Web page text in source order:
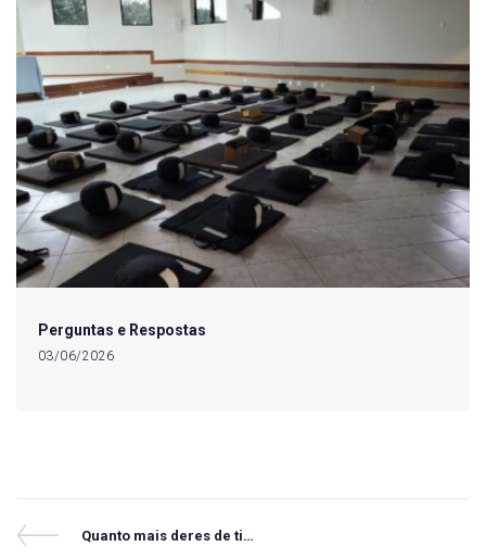
Perguntas e Respostas
03/06/2026
Navegação
Previous
Quanto mais deres de ti…